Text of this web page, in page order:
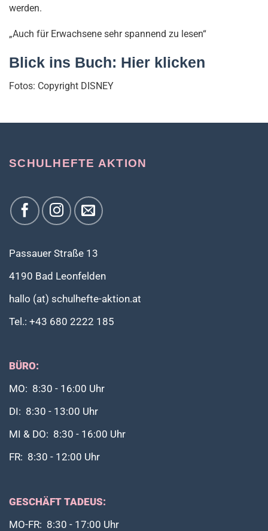
werden.
„Auch für Erwachsene sehr spannend zu lesen“
Blick ins Buch: Hier klicken
Fotos: Copyright DISNEY
SCHULHEFTE AKTION
Passauer Straße 13
4190 Bad Leonfelden
hallo (at) schulhefte-aktion.at
Tel.: +43 680 2222 185
BÜRO:
MO: 8:30 - 16:00 Uhr
DI: 8:30 - 13:00 Uhr
MI & DO: 8:30 - 16:00 Uhr
FR: 8:30 - 12:00 Uhr
GESCHÄFT TADEUS:
MO-FR: 8:30 - 17:00 Uhr